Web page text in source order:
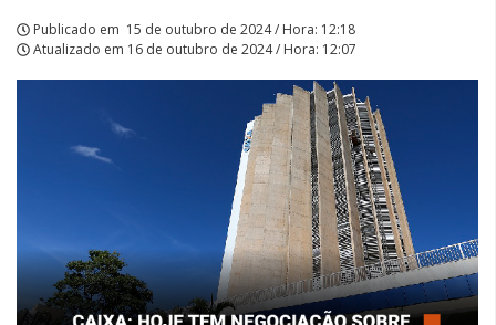
Publicado em 15 de outubro de 2024 / Hora: 12:18
Atualizado em 16 de outubro de 2024 / Hora: 12:07